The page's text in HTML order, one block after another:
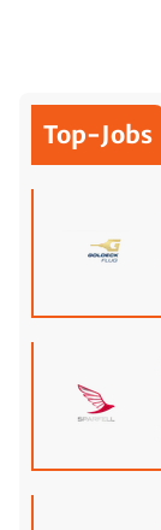
Top-Jobs